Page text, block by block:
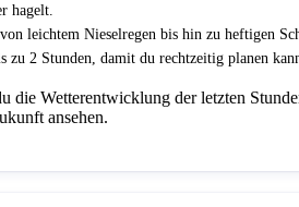
hagelt.
leichtem Nieselregen bis hin zu heftigen
zu 2 Stunden, damit du rechtzeitig planen
die Wetterentwicklung der letzten
ansehen.